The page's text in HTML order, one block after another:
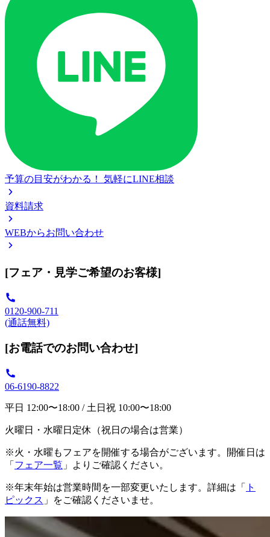
予算の目安がわかる！ 気軽にLINE相談
資料請求
WEBからお問い合わせ
[フェア・見学ご希望のお客様]
0120-900-711
(通話無料)
[お電話でのお問い合わせ]
06-6190-8822
平日 12:00〜18:00 / 土日祝 10:00〜18:00
火曜日・水曜日定休（祝日の場合は営業）
※火・水曜もフェアを開催する場合がございます。開催日は
「 フェア一覧 」よりご確認ください。
※年末年始は営業時間を一部変更いたします。詳細は「
ト
ピックス 」をご確認くださいませ。